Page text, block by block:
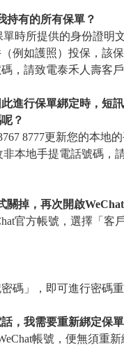
持有的所有保單？
時所提供的身份證明
例如護照）投保，該保
，請致電泰禾人壽客戶
進行保單綁定時，短
？
8777更新您的本地
本地手提電話號碼，
掉，再次開啟
官方帳號，選擇「客
碼」，即可進行密碼重
，我需要重新綁定保
帳號，便無須重新